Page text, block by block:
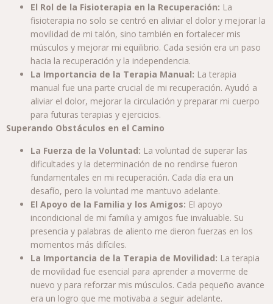
El Rol de la Fisioterapia en la Recuperación: La
fisioterapia no solo se centró en aliviar el dolor y mejorar la
movilidad de mi talón, sino también en fortalecer mis
músculos y mejorar mi equilibrio. Cada sesión era un paso
hacia la recuperación y la independencia.
La Importancia de la Terapia Manual: La terapia
manual fue una parte crucial de mi recuperación. Ayudó a
aliviar el dolor, mejorar la circulación y preparar mi cuerpo
para futuras terapias y ejercicios.
Superando Obstáculos en el Camino
La Fuerza de la Voluntad: La voluntad de superar las
dificultades y la determinación de no rendirse fueron
fundamentales en mi recuperación. Cada día era un
desafío, pero la voluntad me mantuvo adelante.
El Apoyo de la Familia y los Amigos: El apoyo
incondicional de mi familia y amigos fue invaluable. Su
presencia y palabras de aliento me dieron fuerzas en los
momentos más difíciles.
La Importancia de la Terapia de Movilidad: La terapia
de movilidad fue esencial para aprender a moverme de
nuevo y para reforzar mis músculos. Cada pequeño avance
era un logro que me motivaba a seguir adelante.